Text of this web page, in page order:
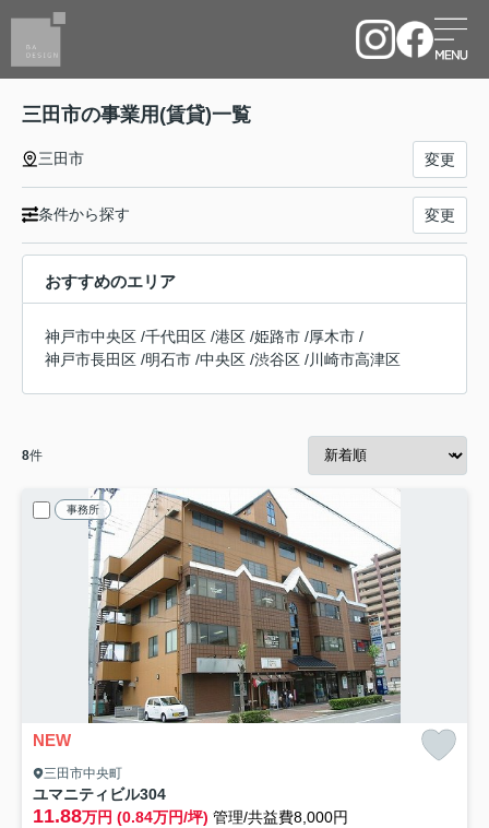
三田市の事業用(賃貸)一覧
三田市 変更
条件から探す 変更
おすすめのエリア
神戸市中央区 /千代田区 /港区 /姫路市 /厚木市 /
神戸市長田区 /明石市 /中央区 /渋谷区 /川崎市高津区
8件
事務所
NEW
三田市中央町
ユマニティビル304
11.88万円 (0.84万円/坪) 管理/共益費8,000円